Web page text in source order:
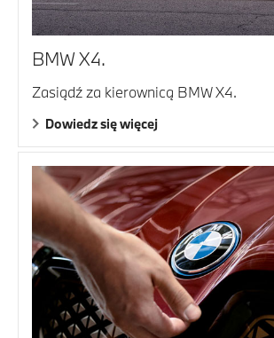
BMW X4.
Zasiądź za kierownicą BMW X4.
Dowiedz się więcej